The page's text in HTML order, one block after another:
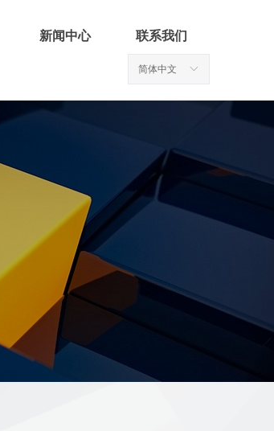
新闻中心 联系我们
ꀅ
简体中文